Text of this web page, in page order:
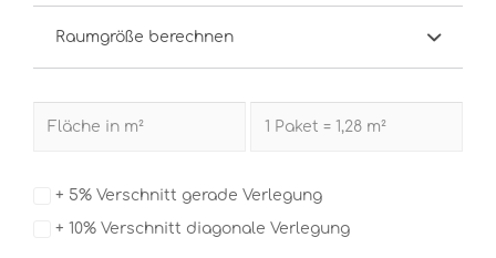
Raumgröße berechnen
+ 5% Verschnitt gerade Verlegung
+ 10% Verschnitt diagonale Verlegung